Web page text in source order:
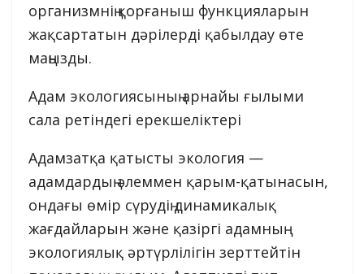
организмнің қорғаныш функцияларын
жақсартатын дәрілерді қабылдау өте
маңызды.
Адам экологиясының арнайы ғылыми
сала ретіндегі ерекшеліктері
Адамзатқа қатысты экология —
адамдардың әлеммен қарым-қатынасын,
ондағы өмір сүрудің динамикалық
жағдайларын және қазіргі адамның
экологиялық әртүрлілігін зерттейтін